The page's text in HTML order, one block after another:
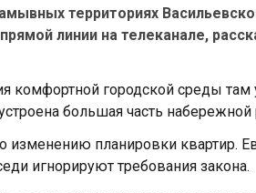
территориях
линии на телеканале,
комфортной городской среды там
большая часть
изменению планировки квартир.
игнорируют требования закона.